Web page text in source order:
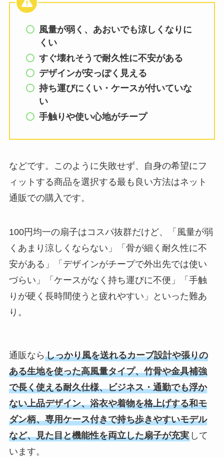
風量が弱く、あおいでも涼しくなりに
くい
すぐ壊れそうで耐久性に不安がある
デザインが安っぽく見える
持ち運びにくい・ケースが付いていな
い
手触りや使い心地がチープ
などです。このように失敗せず、自身の希望にフ
ィットする商品を選択する最も良い方法はネット
通販での購入です。
100円均一の扇子はコスパ抜群だけど、「風量が弱
くあまり涼しくならない」「骨が細く耐久性に不
安がある」「デザインがチープで外出先では使い
づらい」「ケースがなく持ち運びに不便」「手触
りが硬く長時間使うと疲れやすい」といった難あ
り。
通販なら しっかり風を送れるカーブ設計や張りの
ある生地を使った高風量タイプ、竹骨や金具補強
で長く使える耐久仕様、ビジネス・通勤でも浮か
ない上品デザイン、浴衣や着物を格上げする和モ
ダン柄、専用ケース付きで持ち歩きやすいモデル
など、見た目と機能性を両立した扇子が充実して
います。